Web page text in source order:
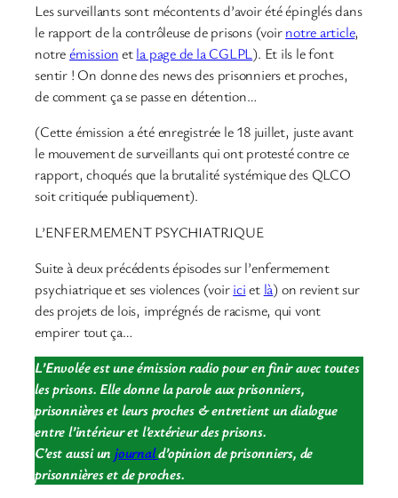
Les surveillants sont mécontents d’avoir été épinglés dans
le rapport de la contrôleuse de prisons (voirnotre article,
notreémissionetla page de la CGLPL). Et ils le font
sentir ! On donne des news des prisonniers et proches,
de comment ça se passe en détention…
(Cette émission a été enregistrée le 18 juillet, juste avant
le mouvement de surveillants qui ont protesté contre ce
rapport, choqués que la brutalité systémique des QLCO
soit critiquée publiquement).
L’ENFERMEMENT PSYCHIATRIQUE
Suite à deux précédents épisodes sur l’enfermement
psychiatrique et ses violences (voiriciet là) on revient sur
des projets de lois, imprégnés de racisme, qui vont
empirer tout ça…
L’Envolée est une émission radio pour en finir avec toutes
les prisons. Elle donne la parole aux prisonniers,
prisonnières et leurs proches & entretient un dialogue
entre l’intérieur et l’extérieur des prisons.
C’est aussi unjournald’opinion de prisonniers, de
prisonnières et de proches.